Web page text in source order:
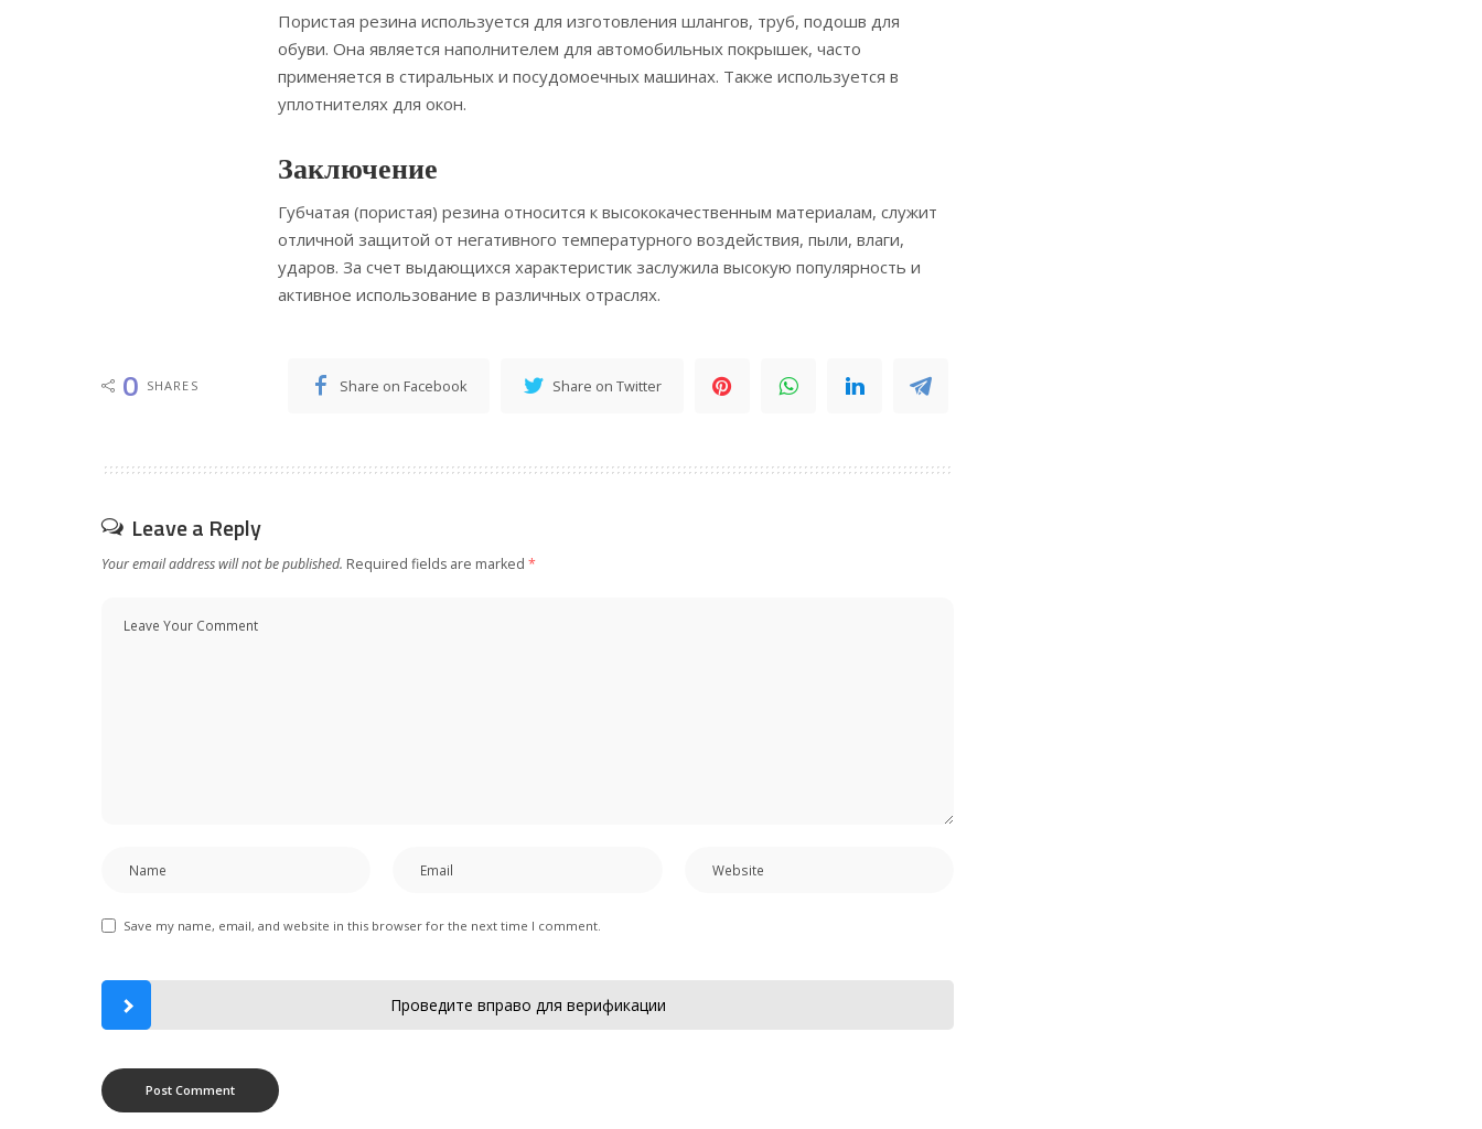
Пористая резина используется для изготовления шлангов, труб, подошв для
обуви. Она является наполнителем для автомобильных покрышек, часто
применяется в стиральных и посудомоечных машинах. Также используется в
уплотнителях для окон.
Заключение
Губчатая (пористая) резина относится к высококачественным материалам, служит
отличной защитой от негативного температурного воздействия, пыли, влаги,
ударов. За счет выдающихся характеристик заслужила высокую популярность и
активное использование в различных отраслях.
0 SHARES Share on Facebook Share on Twitter
Leave a Reply
Your email address will not be published. Required fields are marked *
Save my name, email, and website in this browser for the next time I comment.
Проведите вправо для верификации